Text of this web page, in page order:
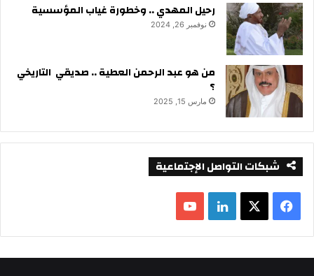
رحيل المهدي .. وخطورة غياب المؤسسية
نوفمبر 26, 2024
من هو عبد الرحمن العطية .. صديقي التاريخي
؟
مارس 15, 2025
شبكات التواصل الإجتماعية
ي
س
X
ي
ن
Y
o